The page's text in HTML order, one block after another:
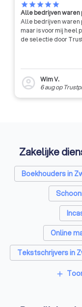
starstarstarstarstar
Alle bedrijven waren
Alle bedrijven waren
maar is voor mij heel
de selectie door
account_circle
Wim V.
6 augop
Zakelijke
Boekhouders in
Online
Tekstschrijvers in
add